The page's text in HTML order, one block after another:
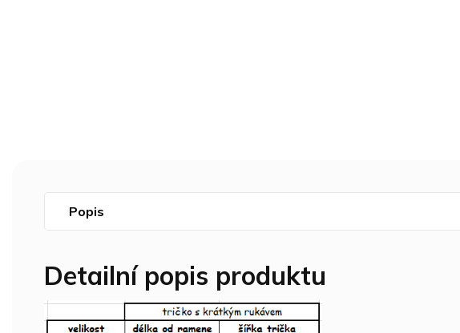
Popis
Detailní popis produktu